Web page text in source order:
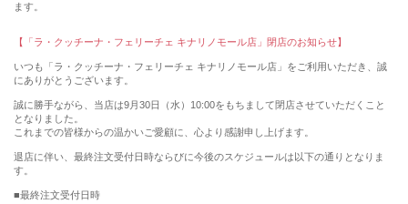
ます。
【「ラ・クッチーナ・フェリーチェ キナリノモール店」閉店のお知らせ】
いつも「ラ・クッチーナ・フェリーチェ キナリノモール店」をご利用いただき、誠
にありがとうございます。
誠に勝手ながら、当店は9月30日（水）10:00をもちまして閉店させていただくこと
となりました。
これまでの皆様からの温かいご愛顧に、心より感謝申し上げます。
退店に伴い、最終注文受付日時ならびに今後のスケジュールは以下の通りとなりま
す。
■最終注文受付日時